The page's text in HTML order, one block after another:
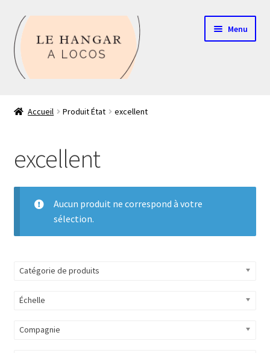
Aller
à
la
navigation
Aller
au
contenu
Menu
Mon compte
Echelle HO
Accueil Produit État excellent
excellent
Aucun produit ne correspond à votre
sélection.
Catégorie de produits
Échelle
Compagnie